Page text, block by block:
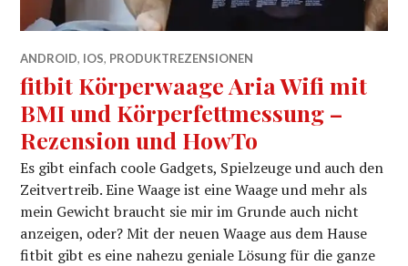
ANDROID, IOS, PRODUKTREZENSIONEN
fitbit Körperwaage Aria Wifi mit
BMI und Körperfettmessung –
Rezension und HowTo
Es gibt einfach coole Gadgets, Spielzeuge und auch den
Zeitvertreib. Eine Waage ist eine Waage und mehr als
mein Gewicht braucht sie mir im Grunde auch nicht
anzeigen, oder? Mit der neuen Waage aus dem Hause
fitbit gibt es eine nahezu geniale Lösung für die ganze